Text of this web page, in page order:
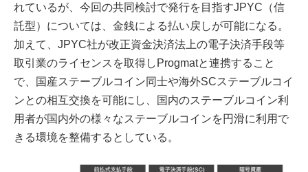
れているが、今回の共同検討で発行を目指すJPYC（信
託型）については、金銭による払い戻しが可能になる。
加えて、JPYC社が改正資金決済法上の電子決済手段等
取引業のライセンスを取得しProgmatと連携すること
で、国産ステーブルコイン同士や海外SCステーブルコイ
ンとの相互交換を可能にし、国内のステーブルコイン利
用者が国内外の様々なステーブルコインを円滑に利用で
きる環境を整備するとしている。